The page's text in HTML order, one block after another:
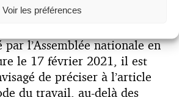
Voir les préférences
de la proposition de loi
l’Assemblée nationale en
le 17 février 2021, il est
de préciser à l’article
du travail, au-delà des